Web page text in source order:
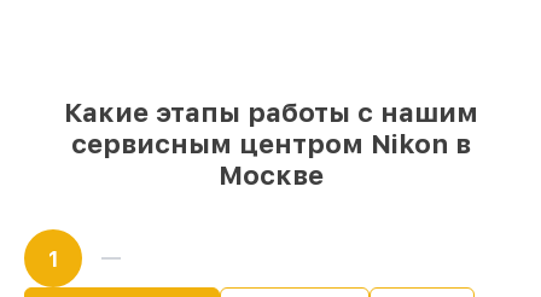
Какие этапы работы с нашим
сервисным центром Nikon в
Москве
1